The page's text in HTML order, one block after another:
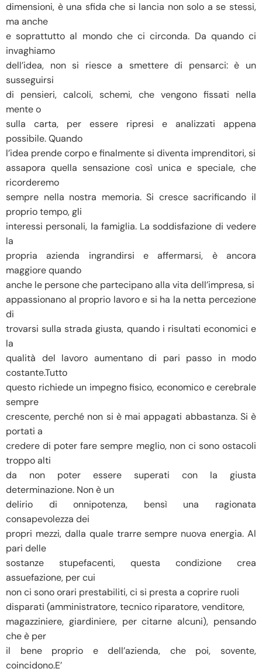
dimensioni, è una sfida che si lancia non solo a se stessi,
ma anche
e soprattutto al mondo che ci circonda. Da quando ci
invaghiamo
dell’idea, non si riesce a smettere di pensarci: è un
susseguirsi
di pensieri, calcoli, schemi, che vengono fissati nella
mente o
sulla carta, per essere ripresi e analizzati appena
possibile. Quando
l’idea prende corpo e finalmente si diventa imprenditori, si
assapora quella sensazione così unica e speciale, che
ricorderemo
sempre nella nostra memoria. Si cresce sacrificando il
proprio tempo, gli
interessi personali, la famiglia. La soddisfazione di vedere
la
propria azienda ingrandirsi e affermarsi, è ancora
maggiore quando
anche le persone che partecipano alla vita dell’impresa, si
appassionano al proprio lavoro e si ha la netta percezione
di
trovarsi sulla strada giusta, quando i risultati economici e
la
qualità del lavoro aumentano di pari passo in modo
costante.Tutto
questo richiede un impegno fisico, economico e cerebrale
sempre
crescente, perché non si è mai appagati abbastanza. Si è
portati a
credere di poter fare sempre meglio, non ci sono ostacoli
troppo alti
da non poter essere superati con la giusta
determinazione. Non è un
delirio di onnipotenza, bensì una ragionata
consapevolezza dei
propri mezzi, dalla quale trarre sempre nuova energia. Al
pari delle
sostanze stupefacenti, questa condizione crea
assuefazione, per cui
non ci sono orari prestabiliti, ci si presta a coprire ruoli
disparati (amministratore, tecnico riparatore, venditore,
magazziniere, giardiniere, per citarne alcuni), pensando
che è per
il bene proprio e dell’azienda, che poi, sovente,
coincidono.E’